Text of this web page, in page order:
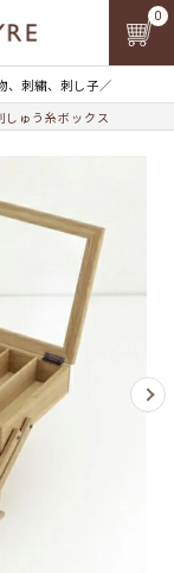
、刺繍、刺し子／
0
しゅう糸ボックス